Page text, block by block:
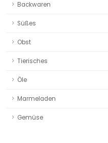
Backwaren
Süßes
Obst
Tierisches
Öle
Marmeladen
Gemüse